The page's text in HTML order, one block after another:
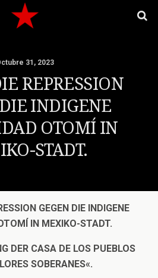
31, 2023
REPRESSION
INDIGENE
OTOMÍ IN
STADT.
GEGEN DIE INDIGENE
IN MEXIKO-STADT.
DER CASA DE LOS PUEBLOS
SOBERANES«.